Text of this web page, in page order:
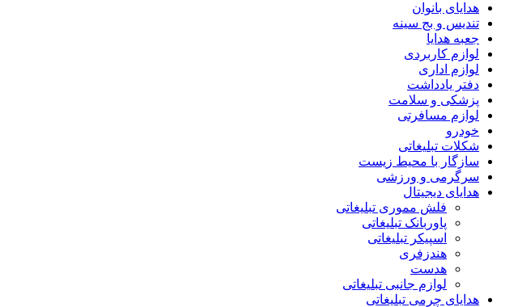
هدایای بانوان
تندیس و بج سینه
جعبه هدایا
لوازم کاربردی
لوازم اداری
دفتر یادداشت
پزشکی و سلامت
لوازم مسافرتی
خودرو
شکلات تبلیغاتی
سازگار با محیط زیست
سرگرمی و ورزشی
هدایای دیجیتال
فلش مموری تبلیغاتی
پاوربانک تبلیغاتی
اسپیکر تبلیغاتی
هندزفری
هدست
لوازم جانبی تبلیغاتی
هدایای چرمی تبلیغاتی